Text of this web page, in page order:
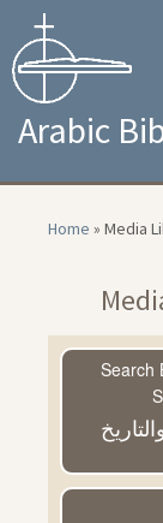
content
Arabic
Home »
Search